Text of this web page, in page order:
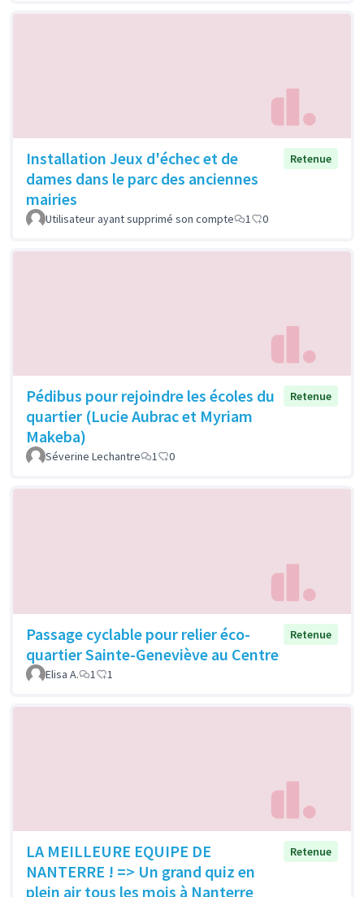
Installation Jeux d'échec et de
dames dans le parc des anciennes
mairies
Retenue
Utilisateur ayant supprimé son compte 1 0
Pédibus pour rejoindre les écoles du
quartier (Lucie Aubrac et Myriam
Makeba)
Retenue
Séverine Lechantre 1 0
Passage cyclable pour relier éco-
quartier Sainte-Geneviève au Centre
Retenue
Elisa A. 1 1
LA MEILLEURE EQUIPE DE
NANTERRE ! => Un grand quiz en
plein air tous les mois à Nanterre
Retenue